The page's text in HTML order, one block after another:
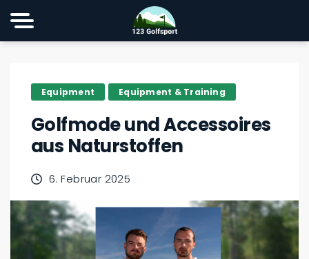
Equipment Equipment & Training
Golfmode und Accessoires
aus Naturstoffen
6. Februar 2025